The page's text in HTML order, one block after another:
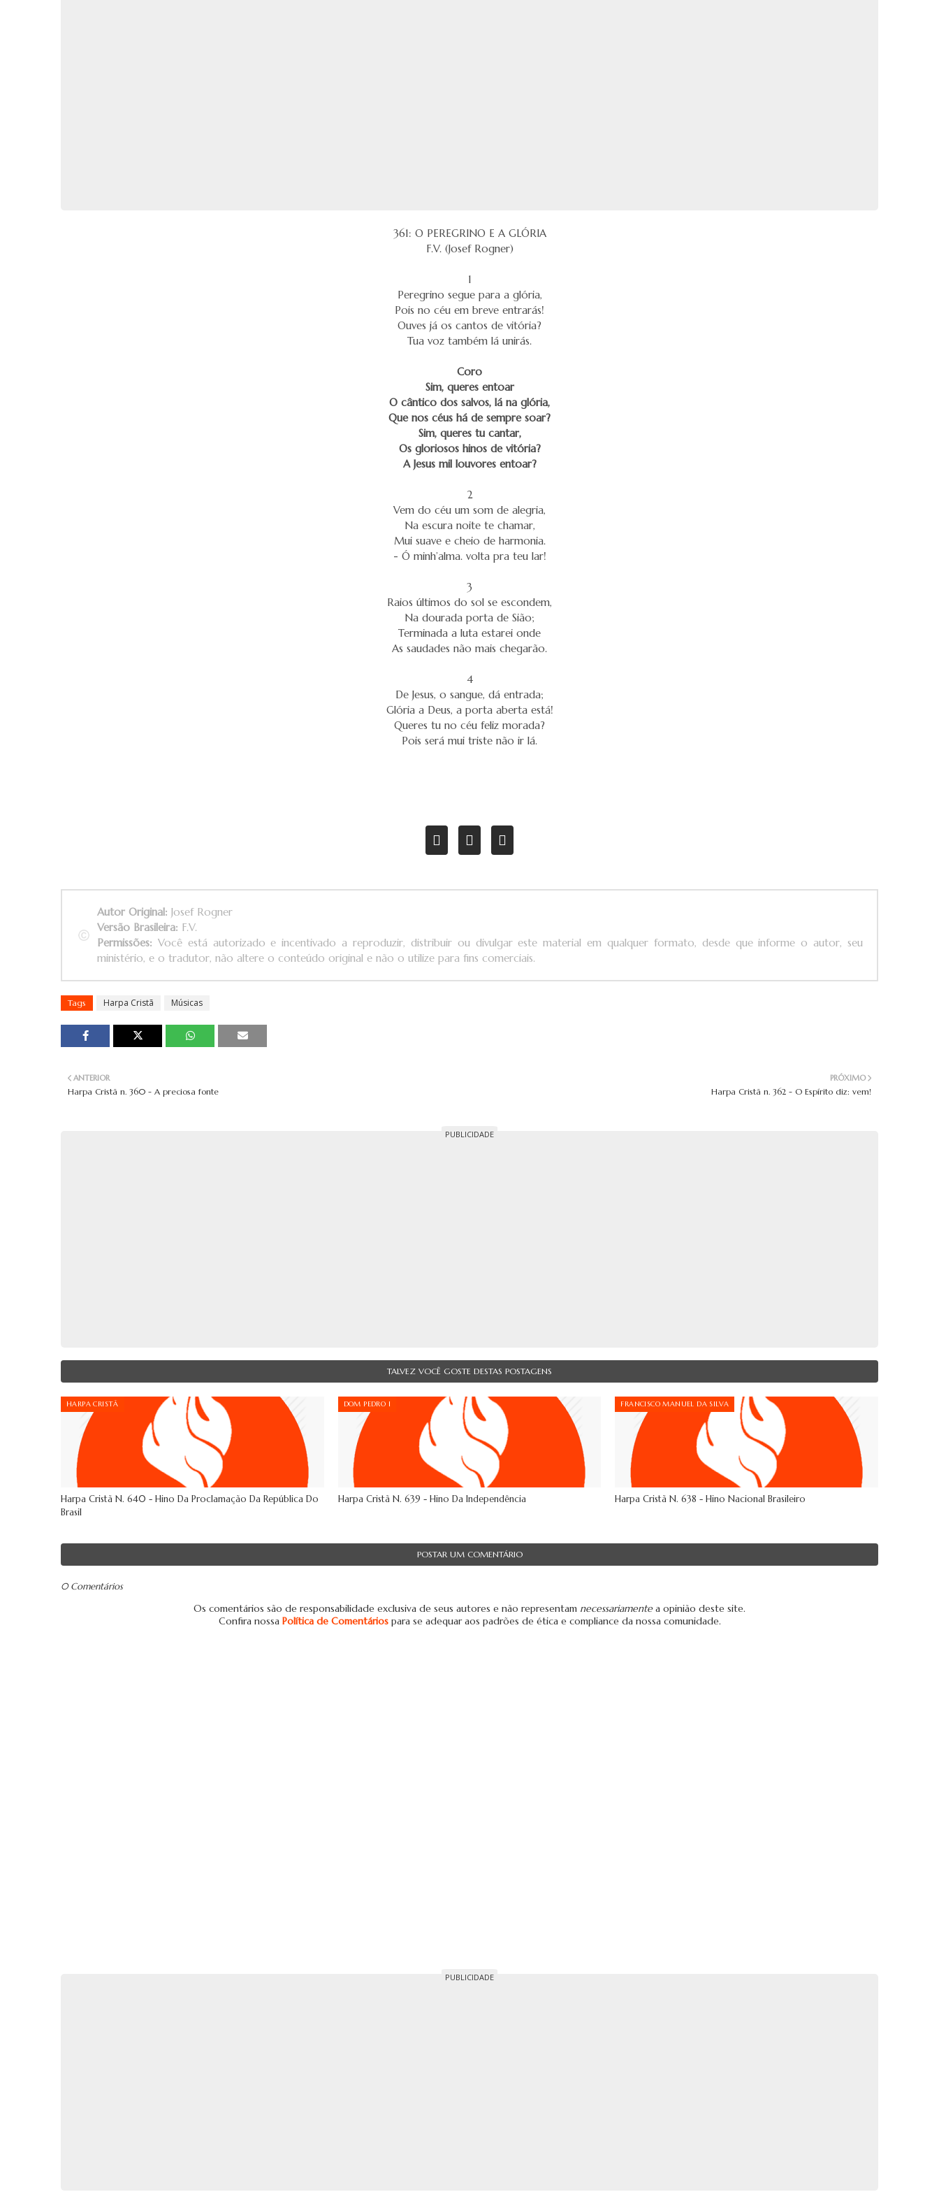
361: O PEREGRINO E A GLÓRIA
F.V. (Josef Rogner)
1
Peregrino segue para a glória,
Pois no céu em breve entrarás!
Ouves já os cantos de vitória?
Tua voz também lá unirás.
Coro
Sim, queres entoar
O cântico dos salvos, lá na glória,
Que nos céus há de sempre soar?
Sim, queres tu cantar,
Os gloriosos hinos de vitória?
A Jesus mil louvores entoar?
2
Vem do céu um som de alegria,
Na escura noite te chamar,
Mui suave e cheio de harmonia.
- Ó minh’alma. volta pra teu lar!
3
Raios últimos do sol se escondem,
Na dourada porta de Sião;
Terminada a luta estarei onde
As saudades não mais chegarão.
4
De Jesus, o sangue, dá entrada;
Glória a Deus, a porta aberta está!
Queres tu no céu feliz morada?
Pois será mui triste não ir lá.
Autor Original: Josef Rogner
Versão Brasileira: F.V.
Permissões: Você está autorizado e incentivado a reproduzir, distribuir ou divulgar este material em qualquer formato, desde que informe o autor, seu
ministério, e o tradutor, não altere o conteúdo original e não o utilize para fins comerciais.
Tags Harpa Cristã Músicas
PRÓXIMO
Harpa Cristã n. 362 - O Espírito diz: vem!
ANTERIOR
Harpa Cristã n. 360 - A preciosa fonte
TALVEZ VOCÊ GOSTE DESTAS POSTAGENS
HARPA CRISTÃ
Harpa Cristã N. 640 - Hino Da Proclamação Da República Do
Brasil
DOM PEDRO I
Harpa Cristã N. 639 - Hino Da Independência
FRANCISCO MANUEL DA SILVA
Harpa Cristã N. 638 - Hino Nacional Brasileiro
POSTAR UM COMENTÁRIO
0 Comentários
Os comentários são de responsabilidade exclusiva de seus autores e não representam necessariamentea opinião deste site.
Confira nossa Política de Comentáriospara se adequar aos padrões de ética e compliance da nossa comunidade.